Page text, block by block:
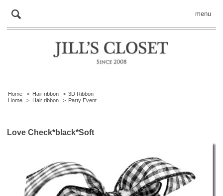
menu
Home > Hair ribbon > 3D Ribbon
Home
> Hair ribbon > Party Event
Love Check*black*Soft